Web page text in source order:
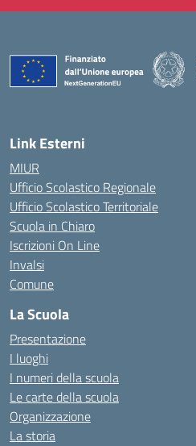
Link Esterni
MIUR
Ufficio Scolastico Regionale
Ufficio Scolastico Territoriale
Scuola in Chiaro
Iscrizioni On Line
Invalsi
Comune
La Scuola
Presentazione
I luoghi
I numeri della scuola
Le carte della scuola
Organizzazione
La storia